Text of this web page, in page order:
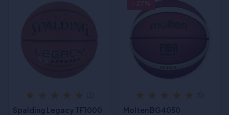
Spalding Legacy TF1000
Molten BG4050